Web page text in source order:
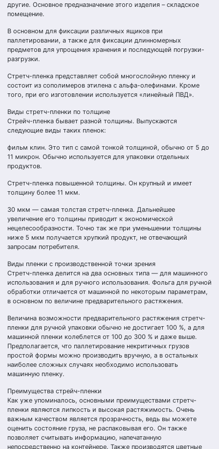
другие. Основное предназначение этого изделия – складское
помещение.
В основном для фиксации различных ящиков при
паллетировании, а также для фиксации длинномерных
предметов для упрощения хранения и последующей погрузки-
разгрузки.
Стретч-пленка представляет собой многослойную пленку и
состоит из сополимеров этилена с альфа-олефинами. Кроме
того, при его изготовлении используется «линейный ПВД».
Виды стретч-пленки по толщине
Стрейч-пленка бывает разной толщины. Выпускаются
следующие виды таких пленок:
фильм клин. Это тип с самой тонкой толщиной, обычно от 5 до
11 микрон. Обычно используется для упаковки отдельных
продуктов.
Стретч-пленка повышенной толщины. Он крупный и имеет
толщину более 11 мкм.
30 мкм — самая толстая стретч-пленка. Дальнейшее
увеличение его толщины приводит к экономической
нецелесообразности. Точно так же при уменьшении толщины
ниже 5 мкм получается хрупкий продукт, не отвечающий
запросам потребителя.
Виды пленки с производственной точки зрения
Стретч-пленка делится на два основных типа — для машинного
использования и для ручного использования. Фольга для ручной
обработки отличается от машинной по некоторым параметрам,
в основном по величине предварительного растяжения.
Величина возможности предварительного растяжения стретч-
пленки для ручной упаковки обычно не достигает 100 %, а для
машинной пленки колеблется от 100 до 300 % и даже выше.
Предполагается, что паллетирование некритичных грузов
простой формы можно производить вручную, а в остальных
наиболее сложных случаях необходимо использовать
машинную пленку.
Преимущества стрейч-пленки
Как уже упоминалось, основными преимуществами стретч-
пленки являются липкость и высокая растяжимость. Очень
важным качеством является прозрачность, ведь вы можете
оценить состояние груза, не распаковывая его. Он также
позволяет считывать информацию, напечатанную
непосредственно на контейнере. Также производятся цветные